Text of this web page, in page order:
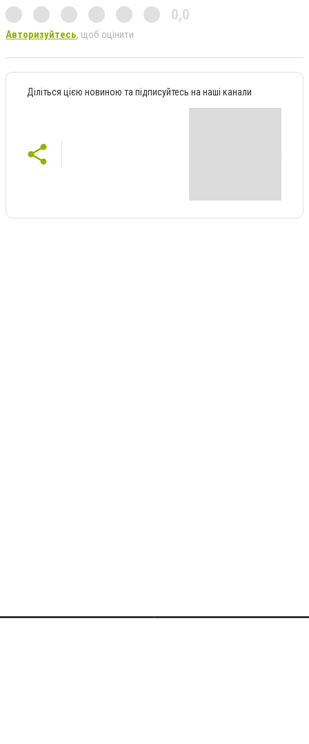
0,0
Авторизуйтесь, щоб оцінити
Діліться цією новиною та підписуйтесь на наші канали